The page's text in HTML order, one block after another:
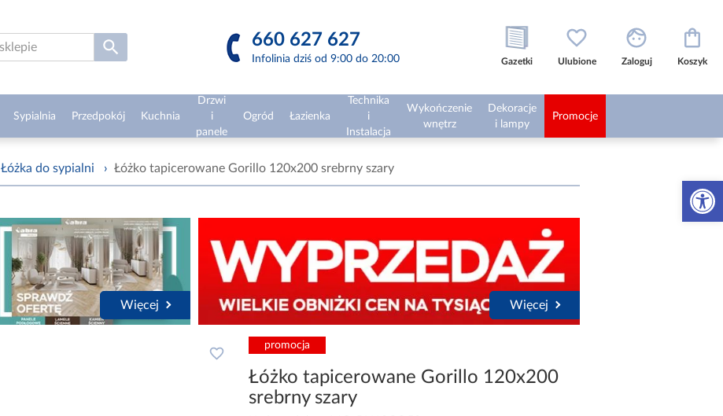
Otwórz
660 627 627
Infolinia dziś od 9:00 do 20:00 Gazetki Ulubione Zaloguj Koszyk
Sypialnia Przedpokój Kuchnia
Drzwi
i
panele
Ogród Łazienka
Technika
i
Instalacja
Wykończenie
wnętrz
Dekoracje
i lampy
Promocje
Łóżka do sypialni › Łóżko tapicerowane Gorillo 120x200 srebrny szary
Więcej Więcej
promocja
Łóżko tapicerowane Gorillo 120x200
srebrny szary